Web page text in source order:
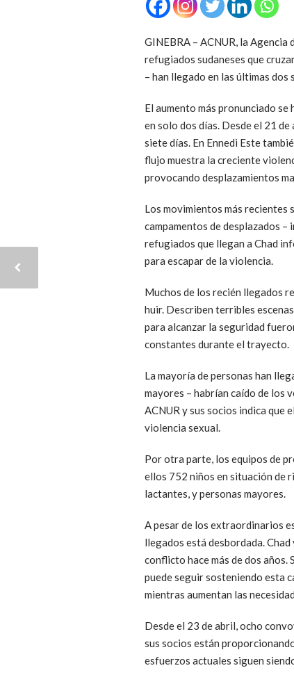
GINEBRA – ACNUR, la
refugiados sudaneses que
– han llegado en las últimas dos
El aumento más pronunciado
en solo dos días. Desde el 21
siete días. En Ennedi Este
flujo muestra la creciente
provocando desplazamientos
Los movimientos más recientes
campamentos de desplazados –
refugiados que llegan a Chad
para escapar de la violencia.
Muchos de los recién llegados
huir. Describen terribles
para alcanzar la seguridad
constantes durante el trayecto.
La mayoría de personas han
mayores – habrían caído de los
ACNUR y sus socios indica que
violencia sexual.
Por otra parte, los equipos de
ellos 752 niños en situación de
lactantes, y personas mayores.
A pesar de los extraordinarios
llegados está desbordada.
conflicto hace más de dos
puede seguir sosteniendo esta
mientras aumentan las
Desde el 23 de abril, ocho
sus socios están
esfuerzos actuales siguen